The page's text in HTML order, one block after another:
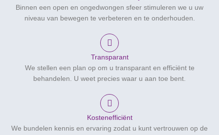
Binnen een open en ongedwongen sfeer stimuleren we u uw
niveau van bewegen te verbeteren en te onderhouden.
Transparant
We stellen een plan op om u transparant en efficiënt te
behandelen. U weet precies waar u aan toe bent.
Kostenefficiënt
We bundelen kennis en ervaring zodat u kunt vertrouwen op de